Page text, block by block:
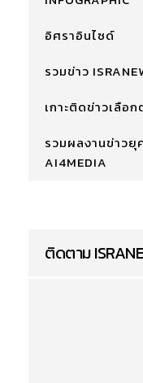
อิศราอินไซด์
รวมข่าว
เกาะติดข่าวเลือ
รวมผลงานข่าว
AI4MEDIA
ติดตาม